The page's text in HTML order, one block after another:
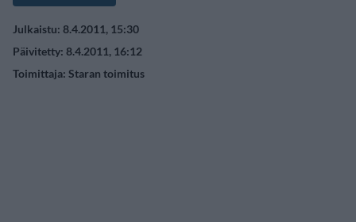
Julkaistu: 8.4.2011, 15:30
Päivitetty: 8.4.2011, 16:12
Toimittaja: Staran toimitus